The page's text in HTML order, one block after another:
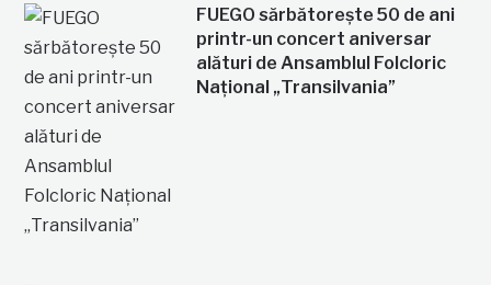
FUEGO sărbătorește 50 de ani
printr-un concert aniversar
alături de Ansamblul Folcloric
Național „Transilvania”